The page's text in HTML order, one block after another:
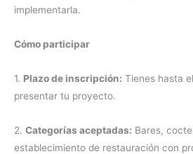
implementarla.
Cómo participar
1. Plazo de inscripción: Tienes hasta el
presentar tu proyecto.
2. Categorías aceptadas: Bares,
establecimiento de restauración con